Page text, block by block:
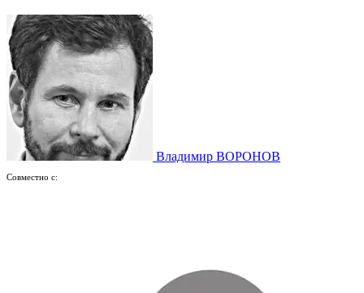
Владимир ВОРОНОВ
Совместно с: